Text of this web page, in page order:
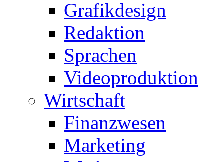
Grafikdesign
Redaktion
Sprachen
Videoproduktion
Wirtschaft
Finanzwesen
Marketing